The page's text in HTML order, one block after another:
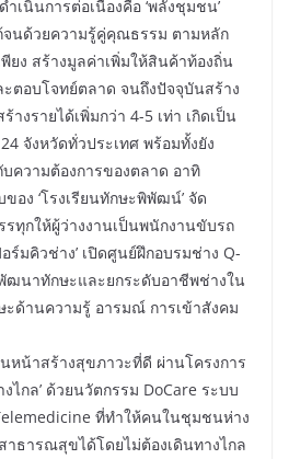
เนินการต่อเนื่องคือ ‘พลังชุมชน’
นด้วยความรู้คู่คุณธรรม ตามหลัก
ยง สร้างมูลค่าเพิ่มให้สินค้าท้องถิ่น
ตอบโจทย์ตลาด จนถึงปัจจุบันสร้าง
งรายได้เพิ่มกว่า 4-5 เท่า เกิดเป็น
จังหวัดทั่วประเทศ พร้อมทั้งยัง
ความต้องการของตลาด อาทิ
อง ‘โรงเรียนทักษะพิพัฒน์’ จัด
ทุกให้ผู้ว่างงานเป็นพนักงานขับรถ
มคิวช่าง’ เปิดศูนย์ฝึกอบรมช่าง Q-
พัฒนาทักษะและยกระดับอาชีพช่างใน
ด้านความรู้ อารมณ์ การเข้าสังคม
หน้าสร้างสุขภาวะที่ดี ผ่านโครงการ
ไกล’ ด้วยนวัตกรรม DoCare ระบบ
ที่ทำให้คนในชุมชนห่าง
าธารณสุขได้โดยไม่ต้องเดินทางไกล